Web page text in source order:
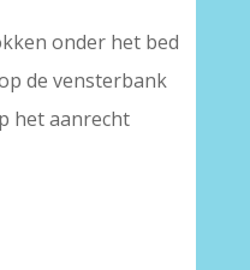
onder het bed
de vensterbank
het aanrecht